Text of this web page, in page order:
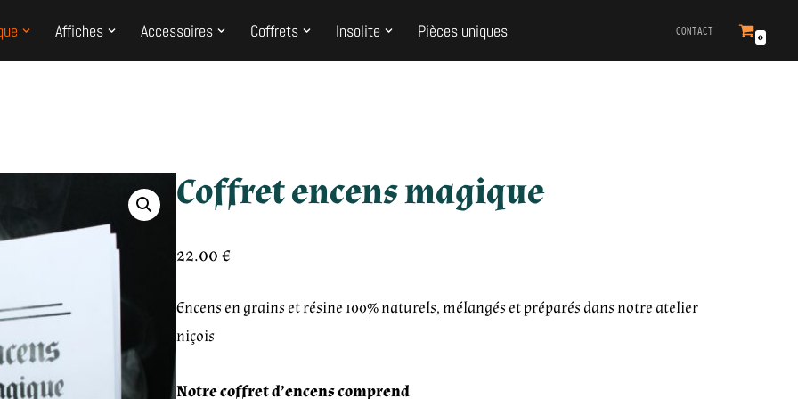
Affiches Accessoires Coffrets Insolite Pièces uniques CONTACT
0
Coffret encens magique
22.00€
Encens en grains et résine 100% naturels, mélangés et préparés dans notre atelier
niçois
Notre coffret d’encens comprend